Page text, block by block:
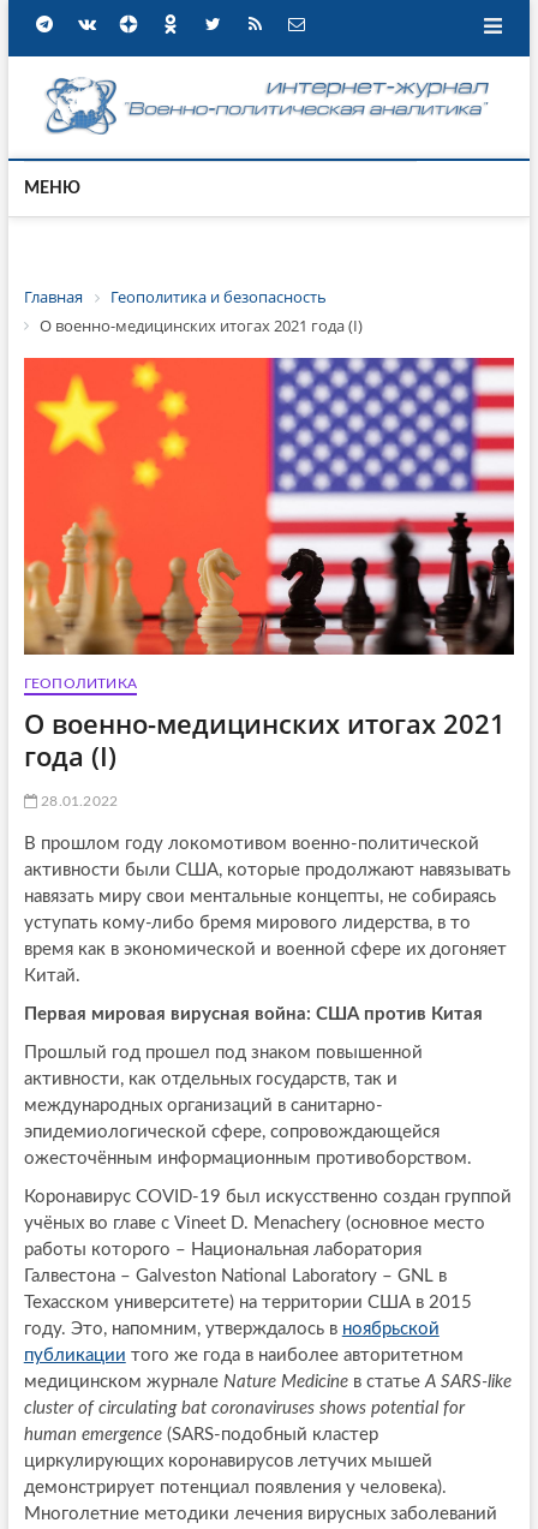
МЕНЮ
Главная
Геополитика и безопасность
О военно-медицинских итогах 2021 года (I)
ГЕОПОЛИТИКА
О военно-медицинских итогах 2021
года (I)
28.01.2022
В прошлом году локомотивом военно-политической
активности были США, которые продолжают навязывать
навязать миру свои ментальные концепты, не собираясь
уступать кому-либо бремя мирового лидерства, в то
время как в экономической и военной сфере их догоняет
Китай.
Первая мировая вирусная война: США против Китая
Прошлый год прошел под знаком повышенной
активности, как отдельных государств, так и
международных организаций в санитарно-
эпидемиологической сфере, сопровождающейся
ожесточённым информационным противоборством.
Коронавирус COVID-19 был искусственно создан группой
учёных во главе с Vineet D. Menachery (основное место
работы которого – Национальная лаборатория
Галвестона – Galveston National Laboratory – GNL в
Техасском университете) на территории США в 2015
году. Это, напомним, утверждалось в ноябрьской
публикации того же года в наиболее авторитетном
медицинском журнале Nature Medicineв статье A SARS-like
cluster of circulating bat coronaviruses shows potential for
human emergence(SARS-подобный кластер
циркулирующих коронавирусов летучих мышей
демонстрирует потенциал появления у человека).
Многолетние методики лечения вирусных заболеваний